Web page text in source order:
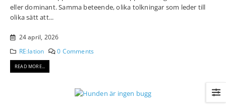
eller dominant. Samma beteende, olika tolkningar som leder till
olika sätt att...
24 april, 2026
RE:lation
0 Comments
READ MORE...